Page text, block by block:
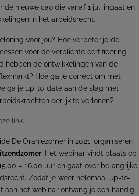
de nieuwe cao die vanaf 1 juli ingaat en
in het arbeidsrecht.
voor jou? Hoe verbeter je de
voor de verplichte certificering
hebben de ontwikkelingen van de
Hoe ga je correct om met
ga je up-to-date aan de slag met
eerlijk te verlonen?
link.
De Oranjezomer in 2021, organiseren
. Het webinar vindt plaats op
– 16.00 uur en gaat over belangrijke
Zodat je weer helemaal up-to-
aan het webinar ontvang je een handig